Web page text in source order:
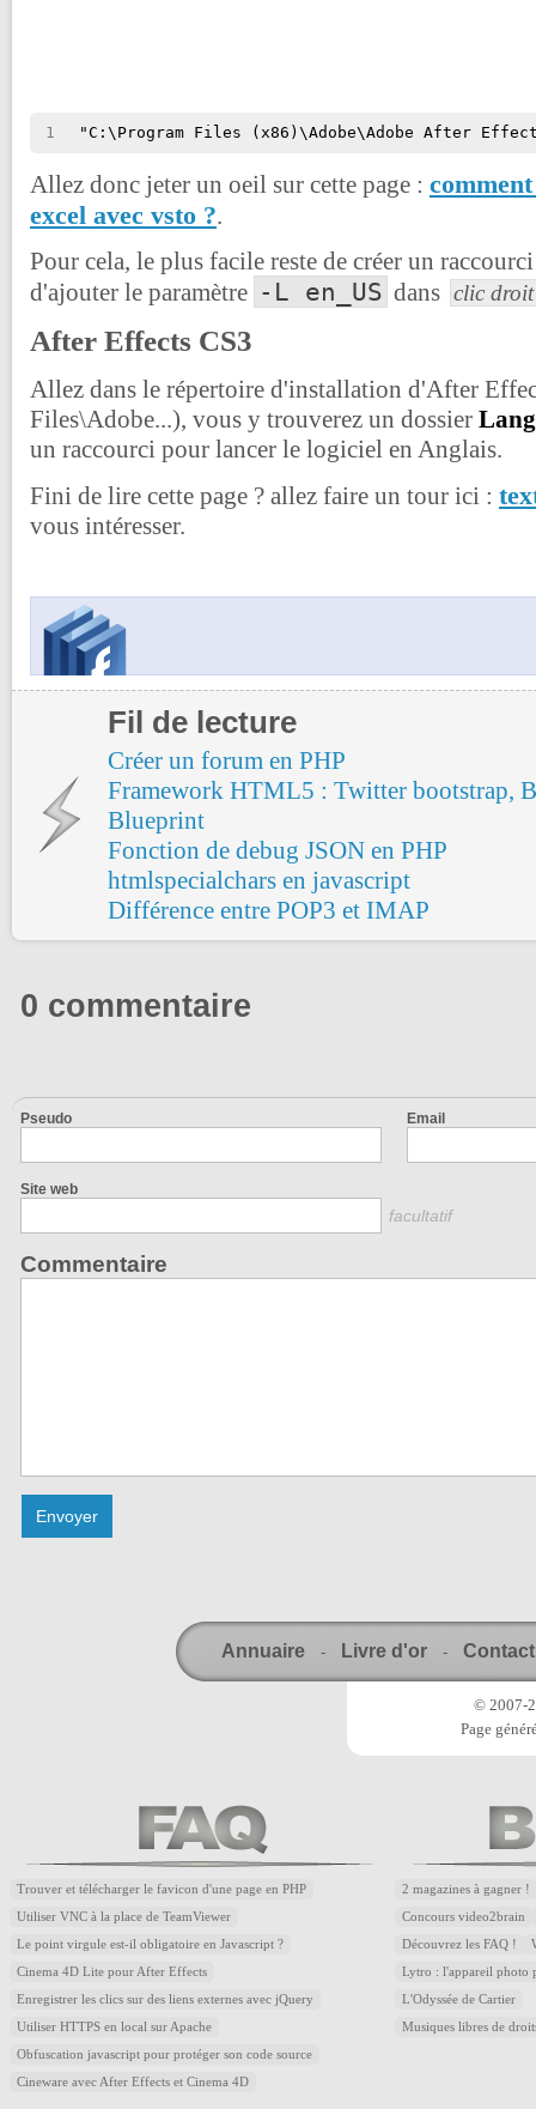
1 "C:\Program Files (x86)\Adobe\Adobe After
Allez donc jeter un oeil sur cette page :
excel avec vsto ?.
Pour cela, le plus facile reste de créer un
d'ajouter le paramètre -L en_US dans clic
After Effects CS3
Allez dans le répertoire d'installation d'After
Files\Adobe...), vous y trouverez un dossier
un raccourci pour lancer le logiciel en Anglais.
Fini de lire cette page ? allez faire un tour ici :
vous intéresser.
Fil de lecture
Créer un forum en PHP
Framework HTML5 : Twitter bootstrap,
Blueprint
Fonction de debug JSON en PHP
htmlspecialchars en javascript
Différence entre POP3 et IMAP
0 commentaire
Pseudo Email
Site web
facultatif
Commentaire
Annuaire - Livre d'or - Contact
© 2007-
Page
Trouver et télécharger le favicon d'une page en PHP
Utiliser VNC à la place de TeamViewer
Le point virgule est-il obligatoire en Javascript ?
Cinema 4D Lite pour After Effects
Enregistrer les clics sur des liens externes avec jQuery
Utiliser HTTPS en local sur Apache
Obfuscation javascript pour protéger son code source
Cineware avec After Effects et Cinema 4D
2 magazines à gagner !
Concours video2brain
Découvrez les FAQ !
Lytro : l'appareil photo
L'Odyssée de Cartier
Musiques libres de